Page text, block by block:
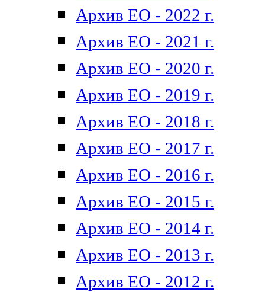
Архив ЕО - 2022 г.
Архив ЕО - 2021 г.
Архив ЕО - 2020 г.
Архив ЕО - 2019 г.
Архив ЕО - 2018 г.
Архив ЕО - 2017 г.
Архив ЕО - 2016 г.
Архив ЕО - 2015 г.
Архив ЕО - 2014 г.
Архив ЕО - 2013 г.
Архив ЕО - 2012 г.